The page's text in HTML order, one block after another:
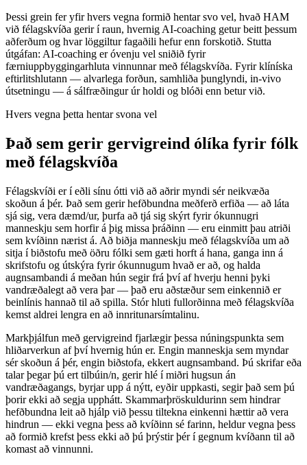
Þessi grein fer yfir hvers vegna formið hentar svo vel, hvað HAM
við félagskvíða gerir í raun, hvernig AI-coaching getur beitt þessum
aðferðum og hvar löggiltur fagaðili hefur enn forskotið. Stutta
útgáfan: AI-coaching er óvenju vel sniðið fyrir
færniuppbyggingarhluta vinnunnar með félagskvíða. Fyrir klíníska
eftirlitshlutann — alvarlega forðun, samhliða þunglyndi, in-vivo
útsetningu — á sálfræðingur úr holdi og blóði enn betur við.
Hvers vegna þetta hentar svona vel
Það sem gerir gervigreind ólíka fyrir fólk
með félagskvíða
Félagskvíði er í eðli sínu ótti við að aðrir myndi sér neikvæða
skoðun á þér. Það sem gerir hefðbundna meðferð erfiða — að láta
sjá sig, vera dæmd/ur, þurfa að tjá sig skýrt fyrir ókunnugri
manneskju sem horfir á þig missa þráðinn — eru einmitt þau atriði
sem kvíðinn nærist á. Að biðja manneskju með félagskvíða um að
sitja í biðstofu með öðru fólki sem gæti horft á hana, ganga inn á
skrifstofu og útskýra fyrir ókunnugum hvað er að, og halda
augnsambandi á meðan hún segir frá því af hverju henni þyki
vandræðalegt að vera þar — það eru aðstæður sem einkennið er
beinlínis hannað til að spilla. Stór hluti fullorðinna með félagskvíða
kemst aldrei lengra en að innritunarsímtalinu.
Markþjálfun með gervigreind fjarlægir þessa núningspunkta sem
hliðarverkun af því hvernig hún er. Engin manneskja sem myndar
sér skoðun á þér, engin biðstofa, ekkert augnsamband. Þú skrifar eða
talar þegar þú ert tilbúin/n, gerir hlé í miðri hugsun án
vandræðagangs, byrjar upp á nýtt, eyðir uppkasti, segir það sem þú
þorir ekki að segja upphátt. Skammarþröskuldurinn sem hindrar
hefðbundna leit að hjálp við þessu tiltekna einkenni hættir að vera
hindrun — ekki vegna þess að kvíðinn sé farinn, heldur vegna þess
að formið krefst þess ekki að þú þrýstir þér í gegnum kvíðann til að
komast að vinnunni.